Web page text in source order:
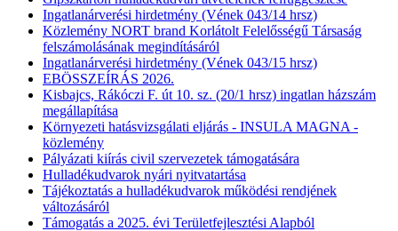
Ingatlanárverési hirdetmény (Vének 043/14 hrsz)
Közlemény NORT brand Korlátolt Felelősségű Társaság
felszámolásának megindításáról
Ingatlanárverési hirdetmény (Vének 043/15 hrsz)
EBÖSSZEÍRÁS 2026.
Kisbajcs, Rákóczi F. út 10. sz. (20/1 hrsz) ingatlan házszám
megállapítása
Környezeti hatásvizsgálati eljárás - INSULA MAGNA -
közlemény
Pályázati kiírás civil szervezetek támogatására
Hulladékudvarok nyári nyitvatartása
Tájékoztatás a hulladékudvarok működési rendjének
változásáról
Támogatás a 2025. évi Területfejlesztési Alapból